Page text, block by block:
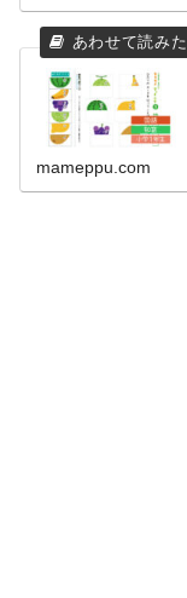
mameppu.com